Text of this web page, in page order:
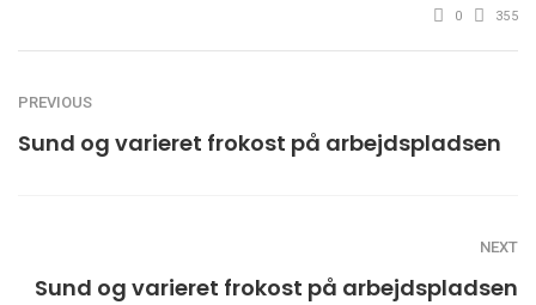
0 355
PREVIOUS
Sund og varieret frokost på arbejdspladsen
NEXT
Sund og varieret frokost på arbejdspladsen